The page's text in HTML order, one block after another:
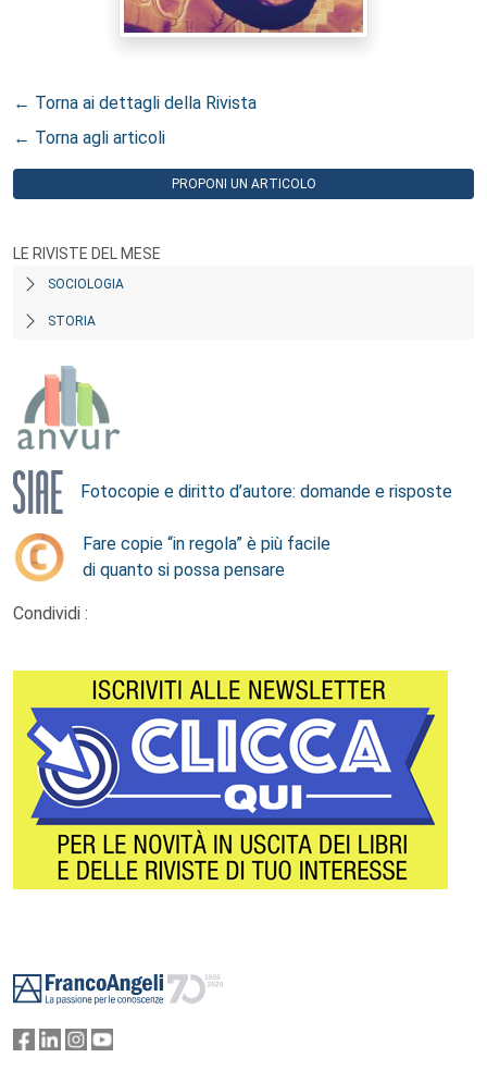
← Torna ai dettagli della Rivista
← Torna agli articoli
PROPONI UN ARTICOLO
LE RIVISTE DEL MESE
SOCIOLOGIA
STORIA
Fotocopie e diritto d’autore: domande e risposte
Fare copie “in regola” è più facile
di quanto si possa pensare
Condividi :